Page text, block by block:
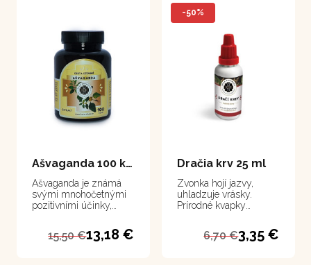
Ašvaganda 100 kapsúl
Ašvaganda je známá
svými mnohočetnými
pozitivními účinky,
vitality a zlepšením
spánku
15,50 €13,18 €
-50%
Dračia krv 25 ml
Zvonka hojí jazvy,
uhladzuje vrásky.
Prírodné kvapky
juhoamerického stromu
6,70 €3,35 €